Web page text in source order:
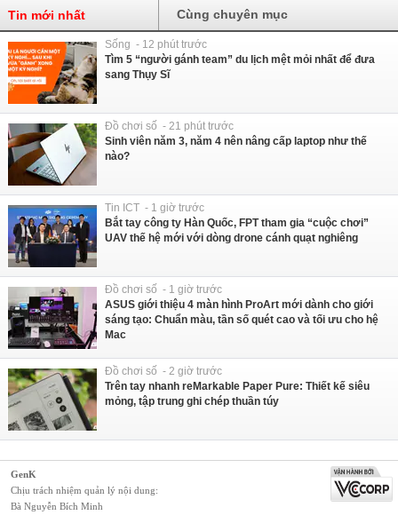
Tin mới nhất Cùng chuyên mục
Sống - 12 phút trước
Tìm 5 “người gánh team” du lịch mệt mỏi nhất để đưa
sang Thụy Sĩ
Đồ chơi số - 21 phút trước
Sinh viên năm 3, năm 4 nên nâng cấp laptop như thế
nào?
Tin ICT - 1 giờ trước
Bắt tay công ty Hàn Quốc, FPT tham gia “cuộc chơi”
UAV thế hệ mới với dòng drone cánh quạt nghiêng
Đồ chơi số - 1 giờ trước
ASUS giới thiệu 4 màn hình ProArt mới dành cho giới
sáng tạo: Chuẩn màu, tần số quét cao và tối ưu cho hệ
Mac
Đồ chơi số - 2 giờ trước
Trên tay nhanh reMarkable Paper Pure: Thiết kế siêu
mỏng, tập trung ghi chép thuần túy
GenK
Chịu trách nhiệm quản lý nội dung:
Bà Nguyễn Bích Minh